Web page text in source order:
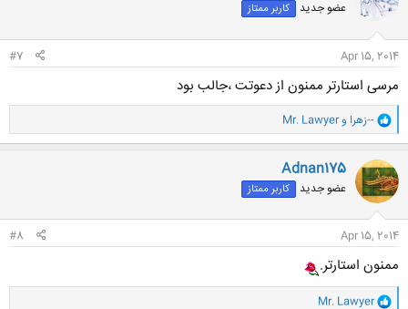
ه
عضو جدید کاربر ممتاز
Apr 15, 2014
#7
مرسی استارتر ممنون از دعوتت ،جالب بود
و
ا
ک
ن
ش
ه
ا
--زهرا وMr. Lawyer
Adnan175
عضو جدید کاربر ممتاز
Apr 15, 2014
#8
ممنون استارتر.
وMr. Lawyer